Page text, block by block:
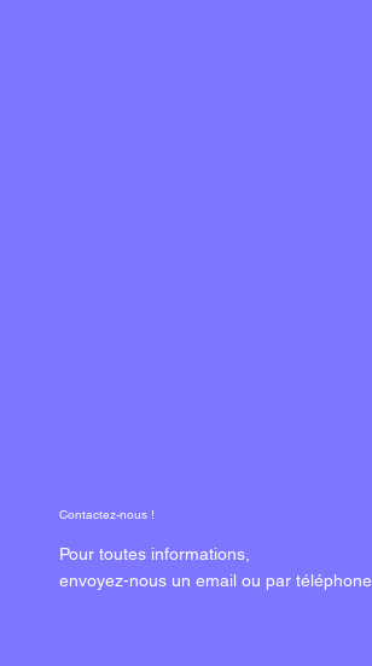
Contactez-nous !
Pour toutes informations,
envoyez-nous un email ou par téléphone